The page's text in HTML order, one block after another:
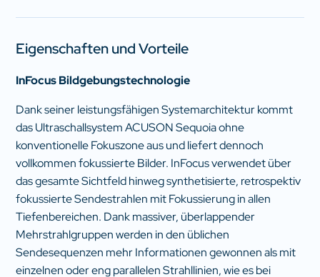
Eigenschaften und Vorteile
InFocus Bildgebungstechnologie​
Dank seiner leistungsfähigen Systemarchitektur kommt
das Ultraschallsystem ACUSON Sequoia ohne
konventionelle Fokuszone aus und liefert dennoch
vollkommen fokussierte Bilder. InFocus verwendet über
das gesamte Sichtfeld hinweg synthetisierte, retrospektiv
fokussierte Sendestrahlen mit Fokussierung in allen
Tiefenbereichen. Dank massiver, überlappender
Mehrstrahlgruppen werden in den üblichen
Sendesequenzen mehr Informationen gewonnen als mit
einzelnen oder eng parallelen Strahllinien, wie es bei